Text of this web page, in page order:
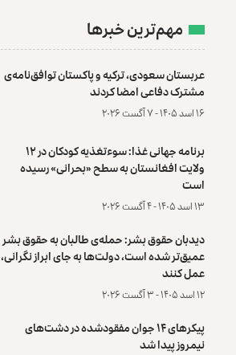
مهم‌ترین خبرها
عربستان سعودی، ترکیه و پاکستان توافق‌نامه‌ی
مشترک دفاعی امضا کردند
۱۶ اسد ۱۴۰۵ - ۷ آگست ۲۰۲۶
برنامه جهانی غذا: سوءتغذیه کودکان در ۱۲
ولایت افغانستان به سطح «بحرانی» رسیده
است
۱۳ اسد ۱۴۰۵ - ۴ آگست ۲۰۲۶
دیدبان حقوق بشر: حمله‌ی طالبان به حقوق بشر
عمیق‌تر شده است، دولت‌ها به جای ابراز نگرانی،
عمل کنند
۱۲ اسد ۱۴۰۵ - ۳ آگست ۲۰۲۶
پیکرهای ۱۴ جوان مفقودشده در دشت‌های
نیمروز پیدا شد